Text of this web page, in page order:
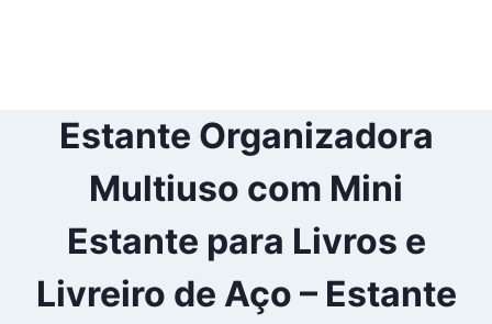
Estante Organizadora
Multiuso com Mini
Estante para Livros e
Livreiro de Aço – Estante